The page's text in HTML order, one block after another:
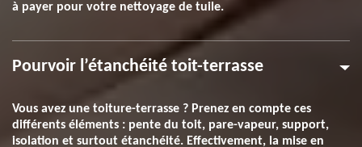
à payer pour votre nettoyage de tuile.
Pourvoir l’étanchéité toit-terrasse
Vous avez une toiture-terrasse ? Prenez en compte ces
différents éléments : pente du toit, pare-vapeur, support,
isolation et surtout étanchéité. Effectivement, la mise en